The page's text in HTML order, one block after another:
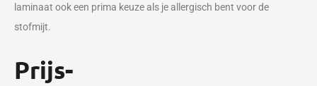
laminaat ook een prima keuze als je allergisch bent voor de
stofmijt.
Prijs-